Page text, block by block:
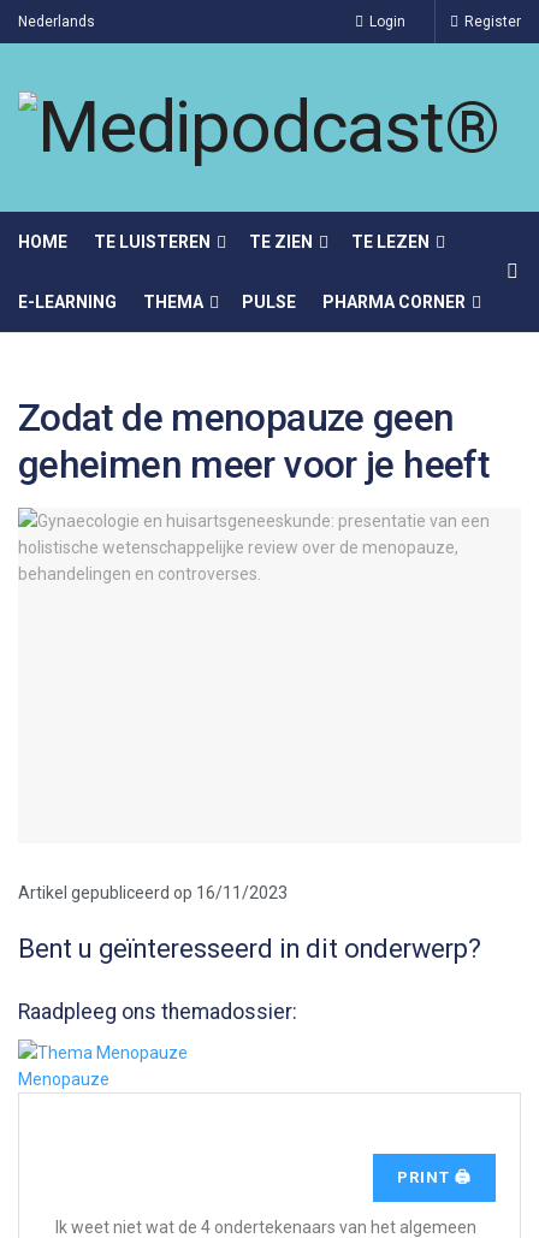
Nederlands Login Register
HOME TE LUISTEREN TE ZIEN TE LEZEN
E-LEARNING THEMA PULSE PHARMA CORNER
Zodat de menopauze geen
geheimen meer voor je heeft
Artikel gepubliceerd op 16/11/2023
Bent u geïnteresseerd in dit onderwerp?
Raadpleeg ons themadossier:
Menopauze
PRINT 🖨
Ik weet niet wat de 4 ondertekenaars van het algemeen